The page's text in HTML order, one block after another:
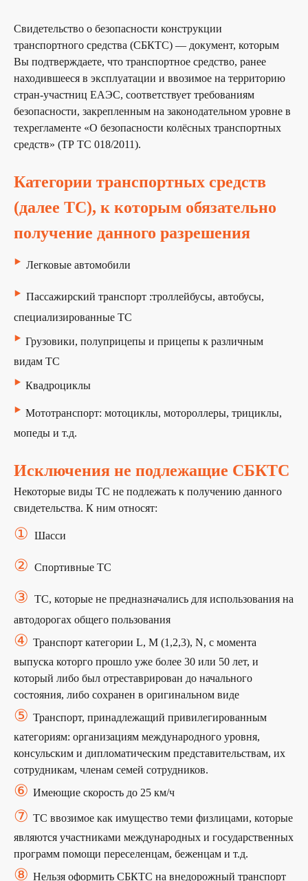
Свидетельство о безопасности конструкции
транспортного средства (СБКТС) — документ, которым
Вы подтверждаете, что транспортное средство, ранее
находившееся в эксплуатации и ввозимое на территорию
стран-участниц ЕАЭС, соответствует требованиям
безопасности, закрепленным на законодательном уровне в
техрегламенте «О безопасности колёсных транспортных
средств» (ТР ТС 018/2011).
Категории транспортных средств
(далее ТС), к которым обязательно
получение данного разрешения
‣ Легковые автомобили
‣ Пассажирский транспорт :троллейбусы, автобусы,
специализированные ТС
‣ Грузовики, полуприцепы и прицепы к различным
видам ТС
‣ Квадроциклы
‣ Мототранспорт: мотоциклы, мотороллеры, трициклы,
мопеды и т.д.
Исключения не подлежащие СБКТС
Некоторые виды ТС не подлежать к получению данного
свидетельства. К ним относят:
① Шасси
② Спортивные ТС
③ ТС, которые не предназначались для использования на
автодорогах общего пользования
④ Транспорт категории L, M (1,2,3), N, с момента
выпуска которго прошло уже более 30 или 50 лет, и
который либо был отреставрирован до начального
состояния, либо сохранен в оригинальном виде
⑤ Транспорт, принадлежащий привилегированным
категориям: организациям международного уровня,
консульским и дипломатическим представительствам, их
сотрудникам, членам семей сотрудников.
⑥ Имеющие скорость до 25 км/ч
⑦ ТС ввозимое как имущество теми физлицами, которые
являются участниками международных и государственных
программ помощи переселенцам, беженцам и т.д.
⑧ Нельзя оформить СБКТС на внедорожный транспорт